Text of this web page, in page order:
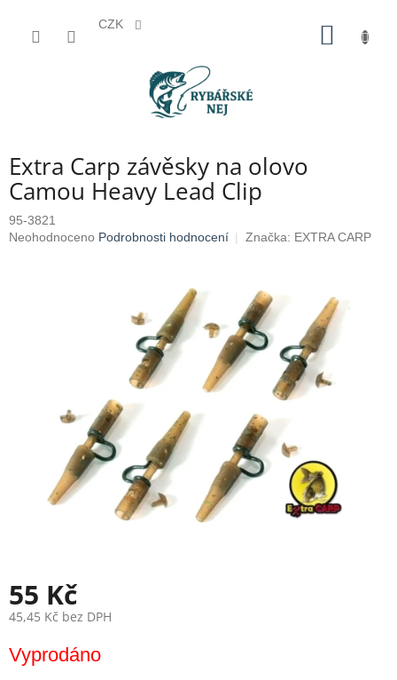
CZK
Extra Carp závěsky na olovo
Camou Heavy Lead Clip
95-3821
Průměrné
Neohodnoceno Podrobnosti hodnocení Značka: EXTRA CARP
55 Kč
45,45 Kč bez DPH
cena:
Vyprodáno